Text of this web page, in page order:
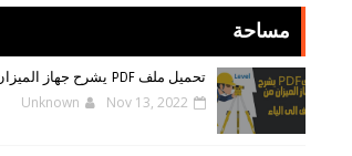
مساحة
تحميل ملف PDF يشرح جهاز الميزان level
Unknown Nov 13, 2022